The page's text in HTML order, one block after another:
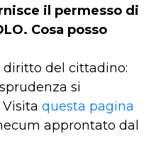
il permesso di
Cosa posso
diritto del cittadino:
si
questa pagina
approntato dal